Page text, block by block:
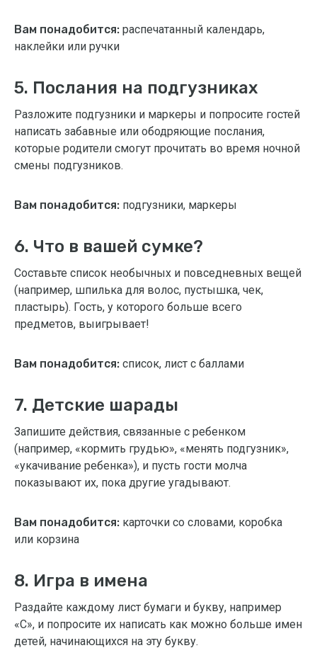
Вам понадобится: распечатанный календарь,
наклейки или ручки
5. Послания на подгузниках
Разложите подгузники и маркеры и попросите гостей
написать забавные или ободряющие послания,
которые родители смогут прочитать во время ночной
смены подгузников.
Вам понадобится: подгузники, маркеры
6. Что в вашей сумке?
Составьте список необычных и повседневных вещей
(например, шпилька для волос, пустышка, чек,
пластырь). Гость, у которого больше всего
предметов, выигрывает!
Вам понадобится: список, лист с баллами
7. Детские шарады
Запишите действия, связанные с ребенком
(например, «кормить грудью», «менять подгузник»,
«укачивание ребенка»), и пусть гости молча
показывают их, пока другие угадывают.
Вам понадобится: карточки со словами, коробка
или корзина
8. Игра в имена
Раздайте каждому лист бумаги и букву, например
«С», и попросите их написать как можно больше имен
детей, начинающихся на эту букву.